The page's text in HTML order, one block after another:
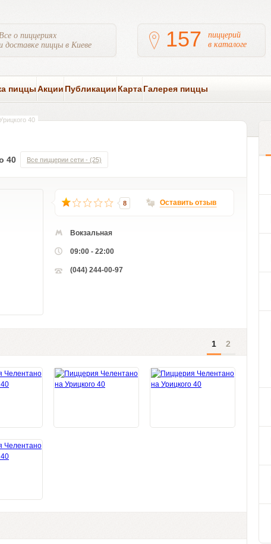
о пиццериях
доставке пиццы в Киеве
157
пиццерий
в каталоге
пиццыАкции ПубликацииКартаГалерея пиццы
40
40 Все пиццерии сети - (25)
8 Оставить отзыв
Вокзальная
09:00 - 22:00
(044) 244-00-97
1 2